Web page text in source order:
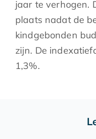
jaar te verhogen.
plaats nadat de
kindgebonden
zijn. De
1,3%.